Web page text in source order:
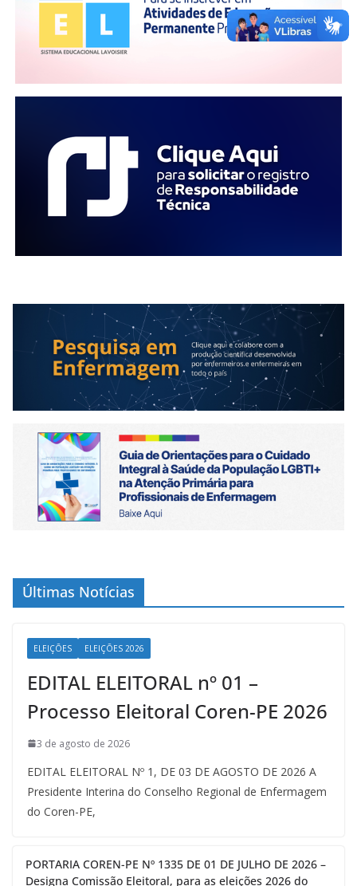
Últimas Notícias
ELEIÇÕES ELEIÇÕES 2026
EDITAL ELEITORAL nº 01 –
Processo Eleitoral Coren-PE 2026
3 de agosto de 2026
EDITAL ELEITORAL Nº 1, DE 03 DE AGOSTO DE 2026 A
Presidente Interina do Conselho Regional de Enfermagem
do Coren-PE,
PORTARIA COREN-PE Nº 1335 DE 01 DE JULHO DE 2026 –
Designa Comissão Eleitoral, para as eleições 2026 do